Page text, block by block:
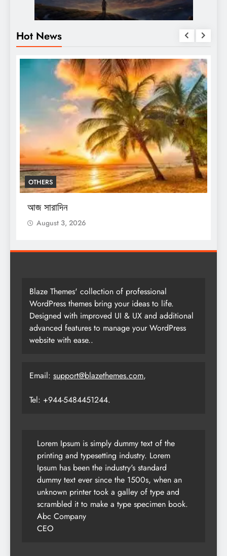
Hot News
BREAKING NEWS ENTERTAINMENT
শিক্ষকদের জন্য নয়া নির্দেশিকা, কখন করতে হবে
সেন্সাসের কাজ
August 3, 2026
Blaze Themes' collection of professional
WordPress themes bring your ideas to life.
Designed with improved UI & UX and additional
advanced features to manage your WordPress
website with ease..
Email: support@blazethemes.com,
Tel: +944-5484451244.
Lorem Ipsum is simply dummy text of the
printing and typesetting industry. Lorem
Ipsum has been the industry's standard
dummy text ever since the 1500s, when an
unknown printer took a galley of type and
scrambled it to make a type specimen book.
Abc Company
CEO